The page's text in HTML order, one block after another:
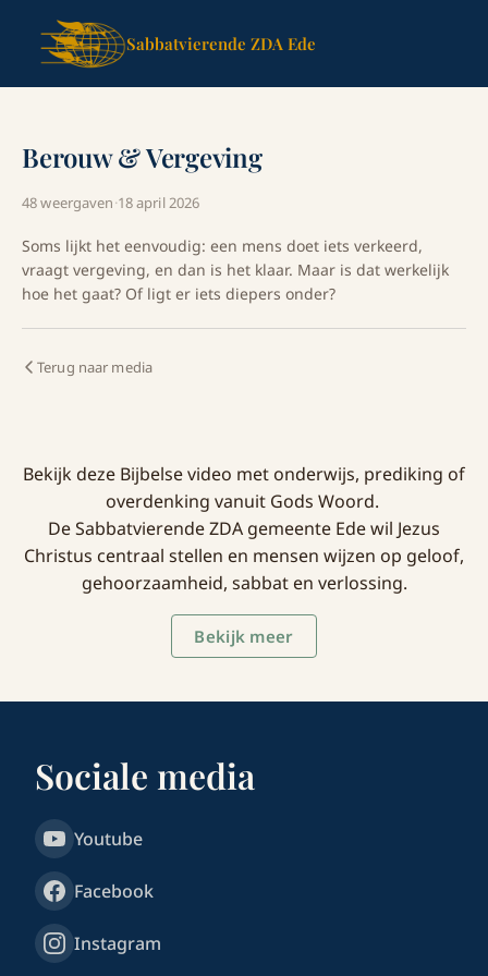
Sabbatvierende ZDA Ede
Berouw & Vergeving
48 weergaven·18 april 2026
Soms lijkt het eenvoudig: een mens doet iets verkeerd,
vraagt vergeving, en dan is het klaar. Maar is dat werkelijk
hoe het gaat? Of ligt er iets diepers onder?
Terug naar media
Bekijk deze Bijbelse video met onderwijs, prediking of
overdenking vanuit Gods Woord.
De Sabbatvierende ZDA gemeente Ede wil Jezus
Christus centraal stellen en mensen wijzen op geloof,
gehoorzaamheid, sabbat en verlossing.
Bekijk meer
Sociale media
Youtube
Facebook
Instagram